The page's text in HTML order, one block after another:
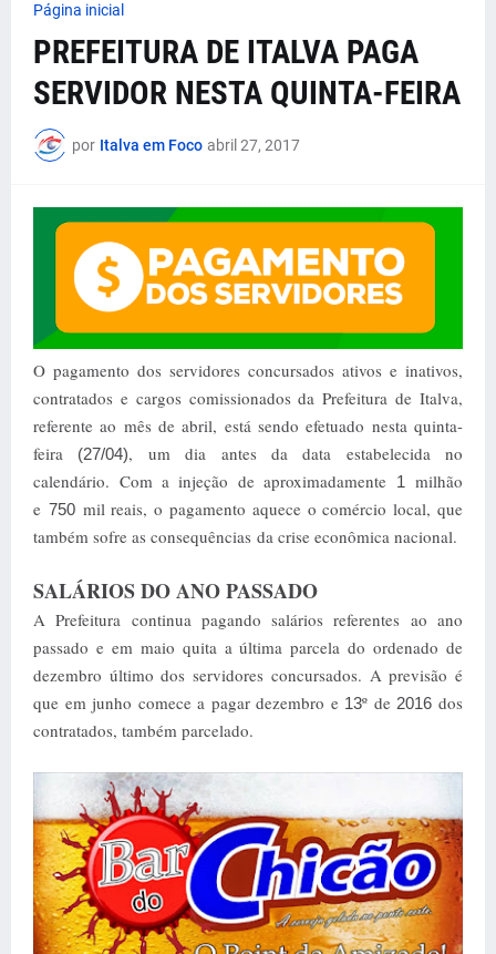
Página inicial
PREFEITURA DE ITALVA PAGA
SERVIDOR NESTA QUINTA-FEIRA
por Italva em Foco abril 27, 2017
O pagamento dos servidores concursados ativos e inativos,
contratados e cargos comissionados da Prefeitura de Italva,
referente ao mês de abril, está sendo efetuado nesta quinta-
feira
(27/04), um dia antes da data estabelecida no
calendário. Com a injeção de aproximadamente 1
milhão
e 750mil reais, o pagamento aquece o comércio local, que
também sofre as consequências da crise econômica nacional.
SALÁRIOS DO ANO PASSADO
A Prefeitura continua pagando salários referentes ao ano
passado e em maio quita a última parcela do ordenado de
dezembro último dos servidores concursados. A previsão é
que em junho comece a pagar dezembro e 13º de 2016dos
contratados, também parcelado.